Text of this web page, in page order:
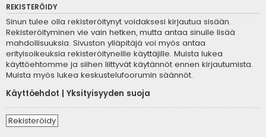
REKISTERÖIDY
Sinun tulee olla rekisteröitynyt voidaksesi kirjautua sisään.
Rekisteröityminen vie vain hetken, mutta antaa sinulle lisää
mahdollisuuksia. Sivuston ylläpitäjä voi myös antaa
erityisoikeuksia rekisteröityneille käyttäjille. Muista lukea
käyttöehtomme ja siihen liittyvät käytännöt ennen kirjautumista.
Muista myös lukea keskustelufoorumin säännöt.
Käyttöehdot
Yksityisyyden suoja
Rekisteröidy